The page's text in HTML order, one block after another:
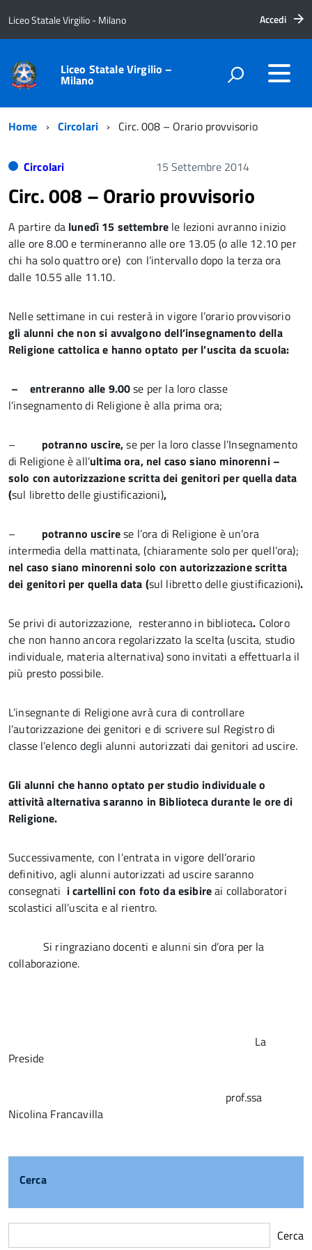
Liceo Statale Virgilio - Milano Accedi
Liceo Statale Virgilio –
Milano
Home Circolari Circ. 008 – Orario provvisorio
Circolari 15 Settembre 2014
Circ. 008 – Orario provvisorio
A partire da lunedì 15 settembre le lezioni avranno inizio
alle ore 8.00 e termineranno alle ore 13.05 (o alle 12.10 per
chi ha solo quattro ore) con l’intervallo dopo la terza ora
dalle 10.55 alle 11.10.
Nelle settimane in cui resterà in vigore l’orario provvisorio
gli alunni che non si avvalgono dell’insegnamento della
Religione cattolica e hanno optato per l’uscita da scuola:
– entreranno alle 9.00se per la loro classe
l’insegnamento di Religione è alla prima ora;
– potranno uscire,se per la loro classe l’Insegnamento
di Religione è all’ultima ora, nel caso siano minorenni –
solo con autorizzazione scritta dei genitori per quella data
(sul libretto delle giustificazioni),
– potranno uscirese l’ora di Religione è un’ora
intermedia della mattinata, (chiaramente solo per quell’ora);
nel caso siano minorenni solo con autorizzazione scritta
dei genitori per quella data (sul libretto delle giustificazioni).
Se privi di autorizzazione, resteranno in biblioteca. Coloro
che non hanno ancora regolarizzato la scelta (uscita, studio
individuale, materia alternativa) sono invitati a effettuarla il
più presto possibile.
L’insegnante di Religione avrà cura di controllare
l’autorizzazione dei genitori e di scrivere sul Registro di
classe l’elenco degli alunni autorizzati dai genitori ad uscire.
Gli alunni che hanno optato per studio individuale o
attività alternativa saranno in Biblioteca durante le ore di
Religione.
Successivamente, con l’entrata in vigore dell’orario
definitivo, agli alunni autorizzati ad uscire saranno
consegnati i cartellini con foto da esibireai collaboratori
scolastici all’uscita e al rientro.
Si ringraziano docenti e alunni sin d’ora per la
collaborazione.
La
Preside
prof.ssa
Nicolina Francavilla
Cerca
Cerca